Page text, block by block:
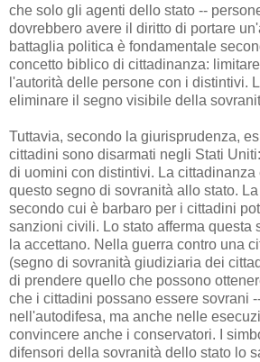
che solo gli agenti dello stato --
dovrebbero avere il diritto di portare
battaglia politica è fondamentale
concetto biblico di cittadinanza:
l'autorità delle persone con i distintivi.
eliminare il segno visibile della
Tuttavia, secondo la giurisprudenza,
cittadini sono disarmati negli Stati
di uomini con distintivi. La
questo segno di sovranità allo stato.
secondo cui è barbaro per i cittadini
sanzioni civili. Lo stato afferma questa
la accettano. Nella guerra contro una
(segno di sovranità giudiziaria dei
di prendere quello che possono
che i cittadini possano essere sovrani
nell'autodifesa, ma anche nelle
convincere anche i conservatori. I
difensori della sovranità dello stato lo